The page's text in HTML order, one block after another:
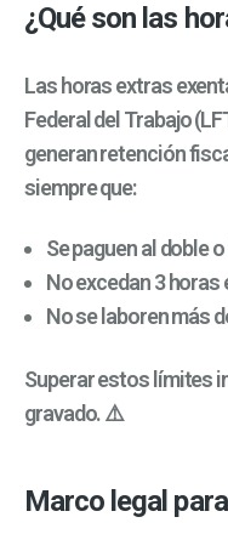
¿Qué son las
Las horas extras
Federal del Trabajo
generan retención
siempre que:
Se paguen al doble
No excedan 3 horas
No se laboren más
Superar estos límites
gravado. ⚠️
Marco legal